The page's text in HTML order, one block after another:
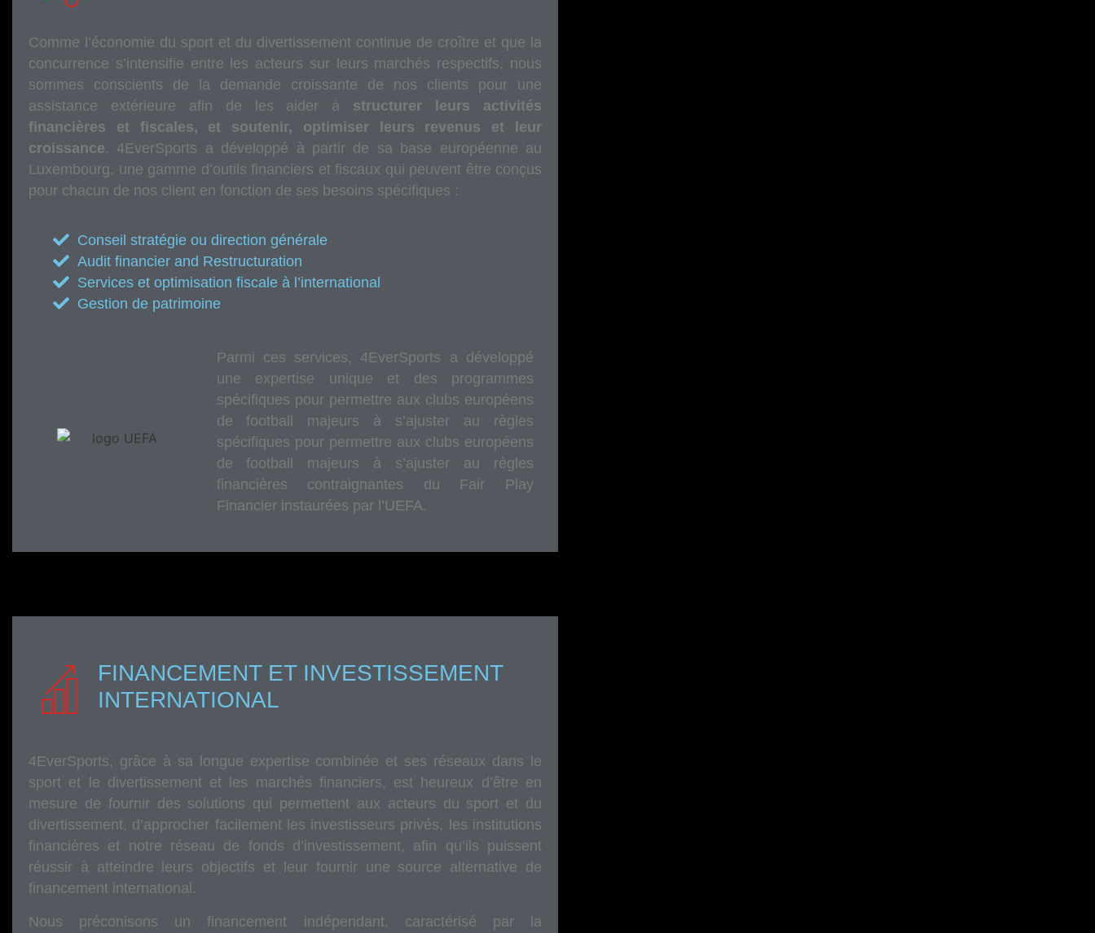
Comme l’économie du sport et du divertissement continue de croître et que la
concurrence s’intensifie entre les acteurs sur leurs marchés respectifs, nous
sommes conscients de la demande croissante de nos clients pour une
assistance extérieure afin de les aider à structurer leurs activités
financières et fiscales, et soutenir, optimiser leurs revenus et leur
croissance. 4EverSports a développé à partir de sa base européenne au
Luxembourg, une gamme d’outils financiers et fiscaux qui peuvent être conçus
pour chacun de nos client en fonction de ses besoins spécifiques :
Conseil stratégie ou direction générale
Audit financier and Restructuration
Services et optimisation fiscale à l’international
Gestion de patrimoine
Parmi ces services, 4EverSports a développé
une expertise unique et des programmes
spécifiques pour permettre aux clubs européens
de football majeurs à s’ajuster au règles
spécifiques pour permettre aux clubs européens
de football majeurs à s’ajuster au règles
financières contraignantes du Fair Play
Financier instaurées par l’UEFA.
FINANCEMENT ET INVESTISSEMENT
INTERNATIONAL
4EverSports, grâce à sa longue expertise combinée et ses réseaux dans le
sport et le divertissement et les marchés financiers, est heureux d’être en
mesure de fournir des solutions qui permettent aux acteurs du sport et du
divertissement, d’approcher facilement les investisseurs privés, les institutions
financières et notre réseau de fonds d’investissement, afin qu’ils puissent
réussir à atteindre leurs objectifs et leur fournir une source alternative de
financement international.
Nous préconisons un financement indépendant, caractérisé par la